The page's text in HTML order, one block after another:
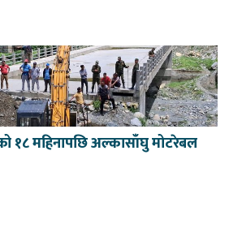
१८ महिनापछि अल्कासाँघु मोटरेबल